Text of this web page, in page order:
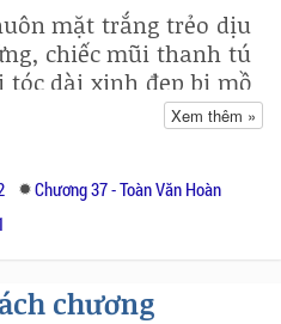
mặt trắng trẻo dịu
chiếc mũi thanh tú
dài xinh đẹp bị mồ
trên cổ làm cô có
là nơi cô muốn
xong nhìn vào cửa
cửa.
Xem thêm »
Chương 37 - Toàn Văn Hoàn
chương